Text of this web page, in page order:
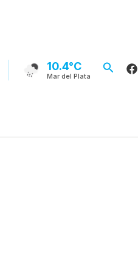
10.4°C
Mar del Plata
Buscar